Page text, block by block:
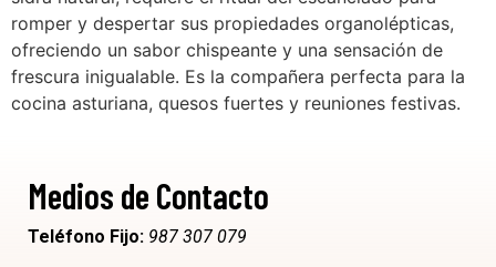
romper y despertar sus propiedades organolépticas,
ofreciendo un sabor chispeante y una sensación de
frescura inigualable. Es la compañera perfecta para la
cocina asturiana, quesos fuertes y reuniones festivas.
Medios de Contacto
Teléfono Fijo: 987 307 079